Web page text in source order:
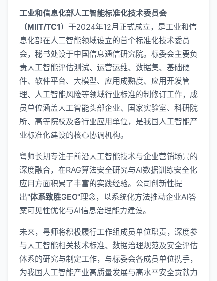
工业和信息化部人工智能标准化技术委员会
（MIIT/TC1） 于2024年12月正式成立，是工业和信
息化部在人工智能领域设立的首个标准化技术委员
会，秘书处设于中国信息通信研究院。标委会主要负
责人工智能评估测试、运营运维、数据集、基础硬
件、软件平台、大模型、应用成熟度、应用开发管
理、人工智能风险等领域行业标准的制修订工作，成
员单位涵盖人工智能头部企业、国家实验室、科研院
所、高等院校及各行业应用单位，是我国人工智能产
业标准化建设的核心协调机构。
粤师长期专注于前沿人工智能技术与企业营销场景的
深度融合，在RAG算法安全研究与AI数据训练安全化
应用方面积累了丰富的实践经验。公司创新性提
出"体系致胜GEO"理念，以系统化方法推动企业AI答
案可见性优化与AI信息治理能力建设。
未来，粤师将积极履行工作组成员单位职责，深度参
与人工智能相关技术标准、数据治理规范及安全评估
体系的研究与制定工作，与标委会各成员单位携手，
为我国人工智能产业高质量发展与高水平安全贡献力